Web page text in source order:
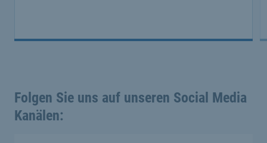
Folgen Sie uns auf unseren Social Media
Kanälen: